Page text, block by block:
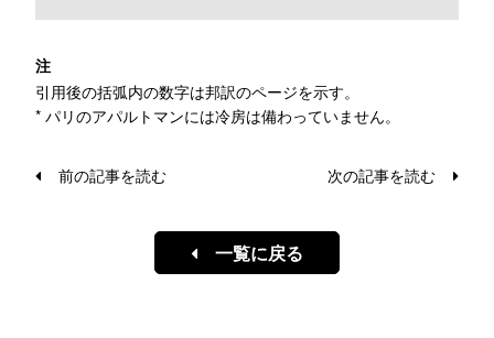
注
引用後の括弧内の数字は邦訳のページを示す。
* パリのアパルトマンには冷房は備わっていません。
前の記事を読む 次の記事を読む
一覧に戻る